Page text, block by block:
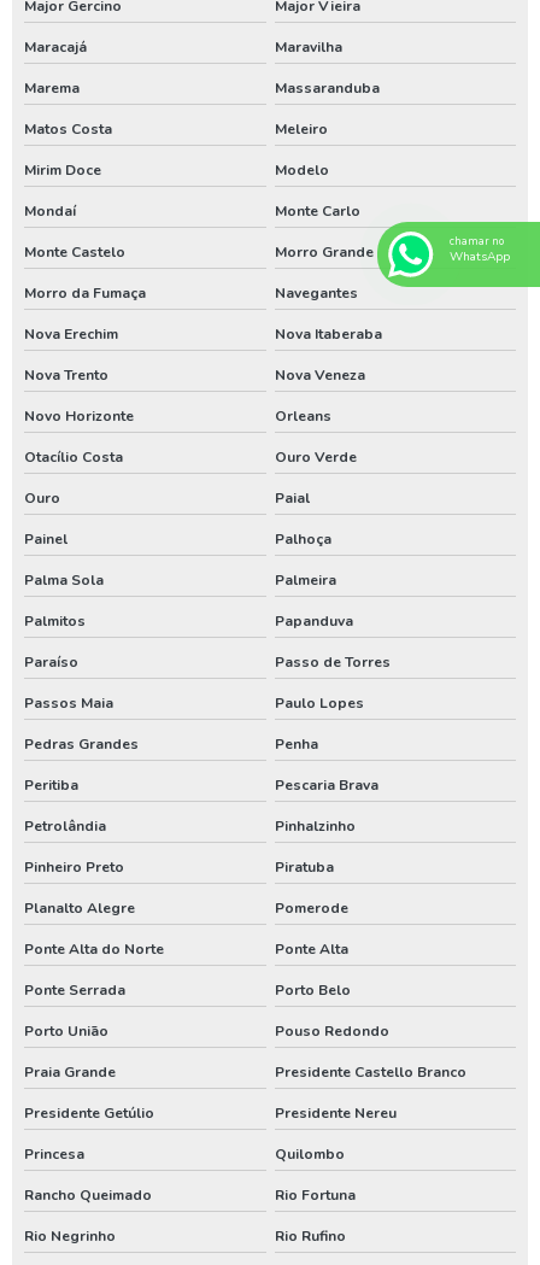
Limpeza de poço artesiano em santa catarina
Limpeza de poço artesiano paraná
Limpezas de poços em santa catarina
Limpezas de poços paraná
Manutenção de poço no sul
Manutenção poço artesiano em santa catarina
Manutenção poço artesiano paraná
Manutenção poço artesiano rio grande do sul
Perfuração de poço artesiano em santa catarina
Perfuração de poço artesiano no paraná
Perfuração de poço artesiano no rio grande do sul
Poço artesiano
Poço artesiano em santa catarina
Poço artesiano paraná
Serviço de poço artesiano
Assistencia de bomba de poço em santa catarina
Assistencia de bomba de poço no parana
Manutenção de bomba de poço no paraná
Manutenção de bomba submersa em santa catarina
Manutenção de bomba submersa no paraná
Perfurador de poço em santa catarina
Perfurador de poço no parana
Perfurador de poço no rio grande do sul
Perfuração de poço em santa catarina
Major Gercino Major Vieira
Maracajá Maravilha
Marema Massaranduba
Matos Costa Meleiro
Mirim Doce Modelo
Mondaí Monte Carlo
Monte Castelo Morro Grande
Morro da Fumaça Navegantes
Nova Erechim Nova Itaberaba
Nova Trento Nova Veneza
Novo Horizonte Orleans
Otacílio Costa Ouro Verde
Ouro Paial
Painel Palhoça
Palma Sola Palmeira
Palmitos Papanduva
Paraíso Passo de Torres
Passos Maia Paulo Lopes
Pedras Grandes Penha
Peritiba Pescaria Brava
Petrolândia Pinhalzinho
Pinheiro Preto Piratuba
Planalto Alegre Pomerode
Ponte Alta do Norte Ponte Alta
Ponte Serrada Porto Belo
Porto União Pouso Redondo
Praia Grande Presidente Castello Branco
Presidente Getúlio Presidente Nereu
Princesa Quilombo
Rancho Queimado Rio Fortuna
Rio Negrinho Rio Rufino
chamar no
WhatsApp